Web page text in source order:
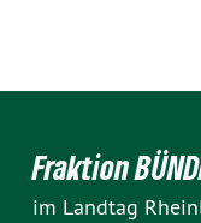
Fraktion
im Landtag